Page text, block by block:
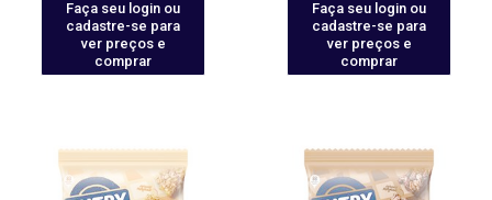
Faça seu login ou
cadastre-se para
ver preços e
comprar
Faça seu login ou
cadastre-se para
ver preços e
comprar